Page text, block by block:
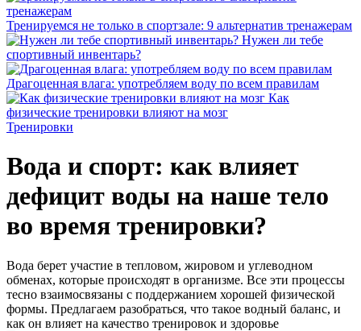
Тренируемся не только в спортзале: 9 альтернатив тренажерам
Нужен ли тебе
спортивный инвентарь?
Драгоценная влага: употребляем воду по всем правилам
Как
физические тренировки влияют на мозг
Тренировки
Вода и спорт: как влияет
дефицит воды на наше тело
во время тренировки?
Вода берет участие в тепловом, жировом и углеводном
обменах, которые происходят в организме. Все эти процессы
тесно взаимосвязаны с поддержанием хорошей физической
формы. Предлагаем разобраться, что такое водный баланс, и
как он влияет на качество тренировок и здоровье